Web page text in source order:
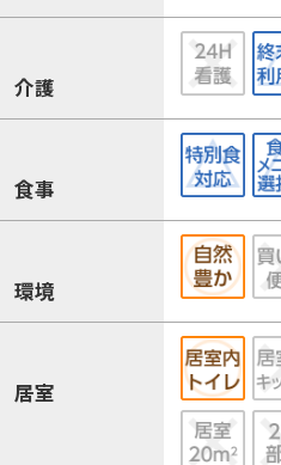
介護
食事
環境
居室